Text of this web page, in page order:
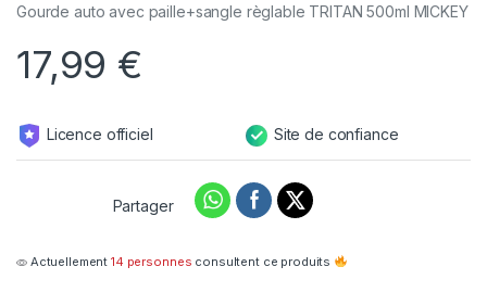
Gourde auto avec paille+sangle règlable TRITAN 500ml MICKEY
17,99 €
Licence officiel Site de confiance
Partager
Actuellement14 personnes consultent ce produits